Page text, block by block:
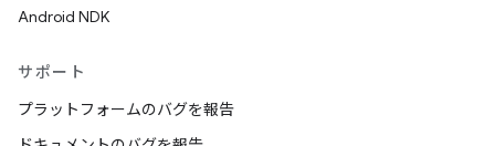
Android NDK
サポート
プラットフォームのバグを報告